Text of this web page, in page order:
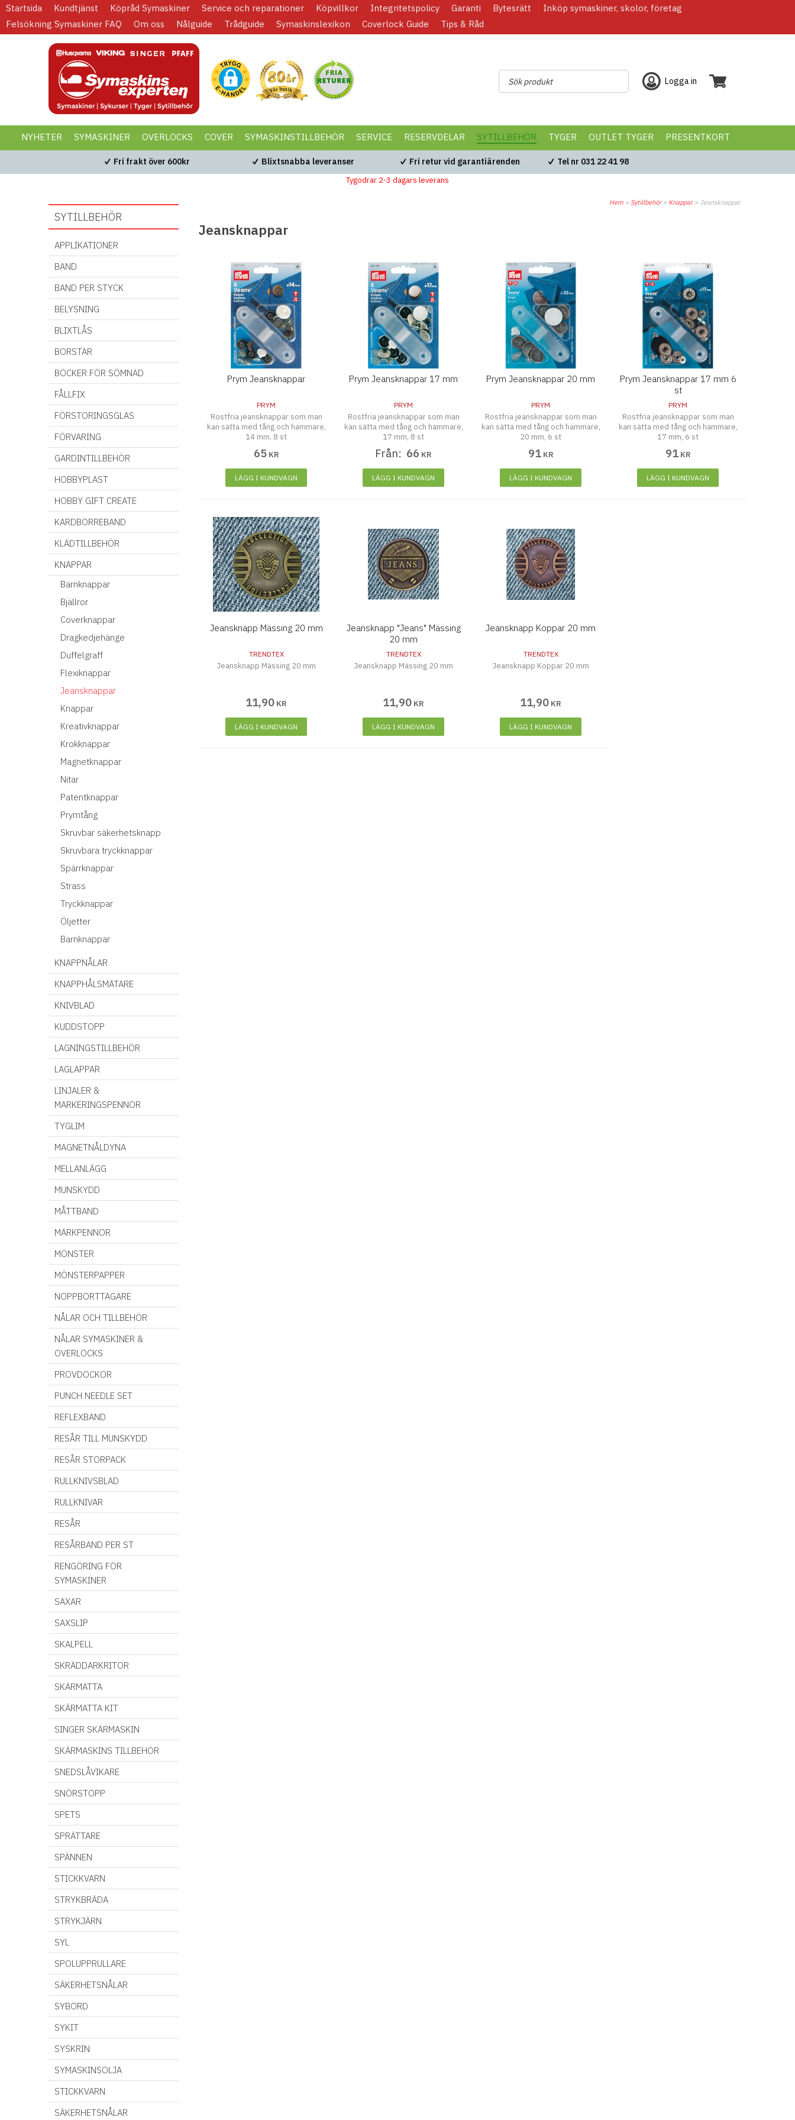
Startsida Kundtjänst Köpråd Symaskiner Service och reparationer Köpvillkor Integritetspolicy Garanti Bytesrätt
Inköp symaskiner, skolor, företag
Felsökning Symaskiner FAQ
Om oss Nålguide Trådguide Symaskinslexikon Coverlock Guide Tips & Råd
Logga in
NYHETER SYMASKINER OVERLOCKS COVER SYMASKINSTILLBEHÖR SERVICE RESERVDELAR SYTILLBEHÖR TYGER OUTLET TYGER PRESENTKORT
BLACK WEEKFri frakt över 600kr Blixtsnabba leveranser Fri retur vid garantiärenden Tel nr 031 22 41 98
Tygodrar 2-3 dagars leverans
SYTILLBEHÖR
APPLIKATIONER
BAND
BAND PER STYCK
BELYSNING
BLIXTLÅS
BORSTAR
BÖCKER FÖR SÖMNAD
FÅLLFIX
FÖRSTORINGSGLAS
FÖRVARING
GARDINTILLBEHÖR
HOBBYPLAST
HOBBY GIFT CREATE
KARDBORREBAND
KLÄDTILLBEHÖR
KNAPPAR
Barnknappar
Bjällror
Coverknappar
Dragkedjehänge
Duffelgraff
Flexiknappar
Jeansknappar
Knappar
Kreativknappar
Krokknappar
Magnetknappar
Nitar
Patentknappar
Prymtång
Skruvbar säkerhetsknapp
Skruvbara tryckknappar
Spärrknappar
Strass
Tryckknappar
Öljetter
Barnknappar
KNAPPNÅLAR
KNAPPHÅLSMÄTARE
KNIVBLAD
KUDDSTOPP
LAGNINGSTILLBEHÖR
LAGLAPPAR
LINJALER &
MARKERINGSPENNOR
TYGLIM
MAGNETNÅLDYNA
MELLANLÄGG
MUNSKYDD
MÅTTBAND
MÄRKPENNOR
MÖNSTER
MÖNSTERPAPPER
NOPPBORTTAGARE
NÅLAR OCH TILLBEHÖR
NÅLAR SYMASKINER &
OVERLOCKS
PROVDOCKOR
PUNCH NEEDLE SET
REFLEXBAND
RESÅR TILL MUNSKYDD
RESÅR STORPACK
RULLKNIVSBLAD
RULLKNIVAR
RESÅR
RESÅRBAND PER ST
RENGÖRING FÖR
SYMASKINER
SAXAR
SAXSLIP
SKALPELL
SKRÄDDARKRITOR
SKÄRMATTA
SKÄRMATTA KIT
SINGER SKÄRMASKIN
SKÄRMASKINS TILLBEHÖR
SNEDSLÅVIKARE
SNÖRSTOPP
SPETS
SPRÄTTARE
SPÄNNEN
STICKKVARN
STRYKBRÄDA
STRYKJÄRN
SYL
SPOLUPPRULLARE
SÄKERHETSNÅLAR
SYBORD
SYKIT
SYSKRIN
SYMASKINSOLJA
STICKKVARN
SÄKERHETSNÅLAR
Hem » Sytillbehör» Knappar» Jeansknappar
Jeansknappar
Prym Jeansknappar
PRYM
Rostfria jeansknappar som man
kan sätta med tång och hammare,
14 mm, 8 st
65 KR
LÄGG I KUNDVAGN
Prym Jeansknappar 17 mm
PRYM
Rostfria jeansknappar som man
kan sätta med tång och hammare,
17 mm, 8 st
Från: 66 KR
LÄGG I KUNDVAGN
Prym Jeansknappar 20 mm
PRYM
Rostfria jeansknappar som man
kan sätta med tång och hammare,
20 mm, 6 st
91 KR
LÄGG I KUNDVAGN
Prym Jeansknappar 17 mm 6
st
PRYM
Rostfria jeansknappar som man
kan sätta med tång och hammare,
17 mm, 6 st
91 KR
LÄGG I KUNDVAGN
Jeansknapp Mässing 20 mm
TRENDTEX
Jeansknapp Mässing 20 mm
11,90 KR
LÄGG I KUNDVAGN
Jeansknapp "Jeans" Mässing
20 mm
TRENDTEX
Jeansknapp Mässing 20 mm
11,90 KR
LÄGG I KUNDVAGN
Jeansknapp Koppar 20 mm
TRENDTEX
Jeansknapp Koppar 20 mm
11,90 KR
LÄGG I KUNDVAGN